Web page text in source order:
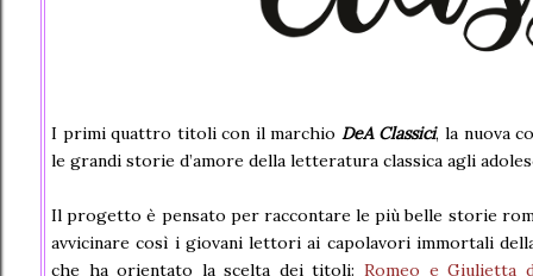
I primi quattro titoli con il marchio DeA Classici, la nuova
le grandi storie d’amore della letteratura classica agli
Il progetto è pensato per raccontare le più belle storie
avvicinare così i giovani lettori ai capolavori immortali
che ha orientato la scelta dei titoli: Romeo e Giulietta